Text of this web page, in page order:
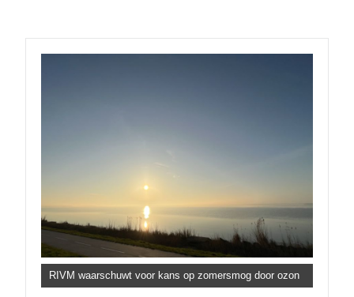
RIVM waarschuwt voor kans op zomersmog door ozon